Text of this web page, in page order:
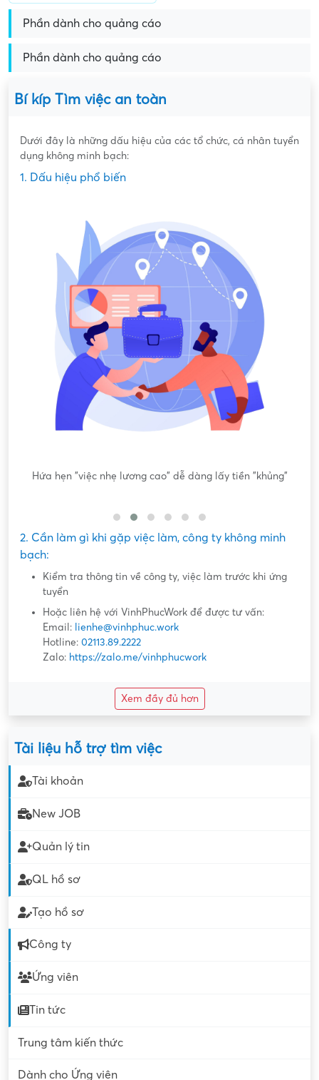
Phần dành cho quảng cáo
Phần dành cho quảng cáo
Bí kíp Tìm việc an toàn
Dưới đây là những dấu hiệu của các tổ chức, cá nhân tuyển
dụng không minh bạch:
1. Dấu hiệu phổ biến
Hứa hẹn "việc nhẹ lương cao" dễ dàng lấy tiền "khủng"
2. Cần làm gì khi gặp việc làm, công ty không minh
bạch:
Kiểm tra thông tin về công ty, việc làm trước khi ứng
tuyển
Hoặc liên hệ với VinhPhucWork để được tư vấn:
Email: lienhe@vinhphuc.work
Hotline: 02113.89.2222
Zalo: https://zalo.me/vinhphucwork
Xem đầy đủ hơn
Tài liệu hỗ trợ tìm việc
Tài khoản
New JOB
Quản lý tin
QL hồ sơ
Tạo hồ sơ
Công ty
Ứng viên
Tin tức
Trung tâm kiến thức
Dành cho Ứng viên